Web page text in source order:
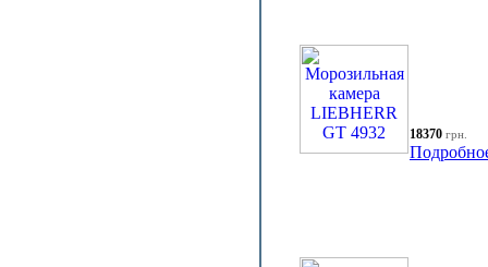
18370 грн.